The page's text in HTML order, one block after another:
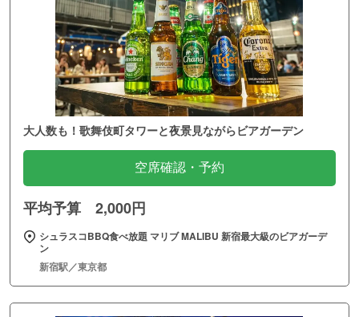
大人数も！歌舞伎町タワーと夜景見ながらビアガーデン
空席確認・予約
平均予算 2,000円
シュラスコBBQ食べ放題 マリブ MALIBU 新宿最大級のビアガーデ
ン
新宿駅／東京都